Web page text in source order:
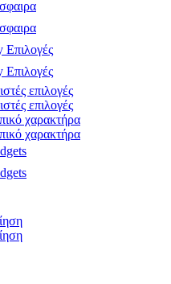
επιλογές
επιλογές
χαρακτήρα
χαρακτήρα